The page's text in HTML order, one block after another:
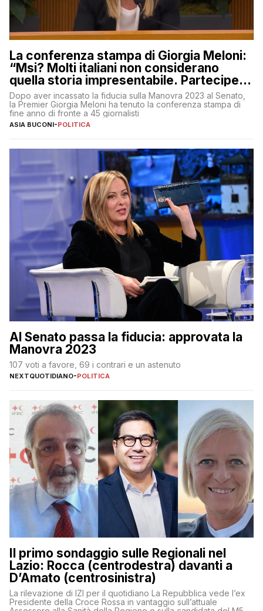
La conferenza stampa di Giorgia Meloni:
“Msi? Molti italiani non considerano
quella storia impresentabile. Parteciperò
al 25 aprile”
Dopo aver incassato la fiducia sulla Manovra 2023 al Senato,
la Premier Giorgia Meloni ha tenuto la conferenza stampa di
fine anno di fronte a 45 giornalisti
ASIA BUCONI-POLITICA
Al Senato passa la fiducia: approvata la
Manovra 2023
107 voti a favore, 69 i contrari e un astenuto
NEXTQUOTIDIANO-POLITICA
Il primo sondaggio sulle Regionali nel
Lazio: Rocca (centrodestra) davanti a
D’Amato (centrosinistra)
La rilevazione di IZI per il quotidiano La Repubblica vede l’ex
Presidente della Croce Rossa in vantaggio sull’attuale